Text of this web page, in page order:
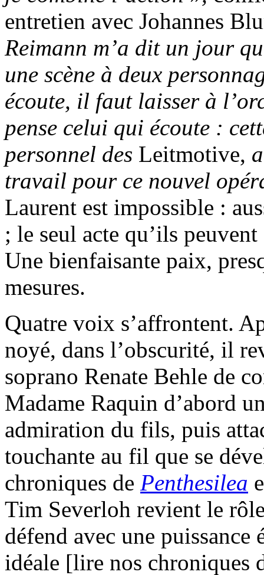
entretien avec Johannes
Reimann m’a dit un jour
une scène à deux
écoute, il faut laisser à
pense celui qui écoute :
personnel des Leitmotive,
travail pour ce nouvel
Laurent est impossible :
; le seul acte qu’ils
Une bienfaisante paix,
mesures.
Quatre voix s’affrontent.
noyé, dans l’obscurité, il
soprano Renate Behle de
Madame Raquin d’abord
admiration du fils, puis
touchante au fil que se
chroniques de Penthesilea
Tim Severloh revient le
défend avec une puissance
idéale [lire nos chroniques